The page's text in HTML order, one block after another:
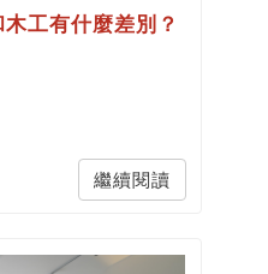
工有什麼差別？
繼續閱讀